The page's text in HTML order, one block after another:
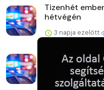
Tizenhét
hétvégén
3 napja ezelőtt
Ötezer
3 napja ezelőtt